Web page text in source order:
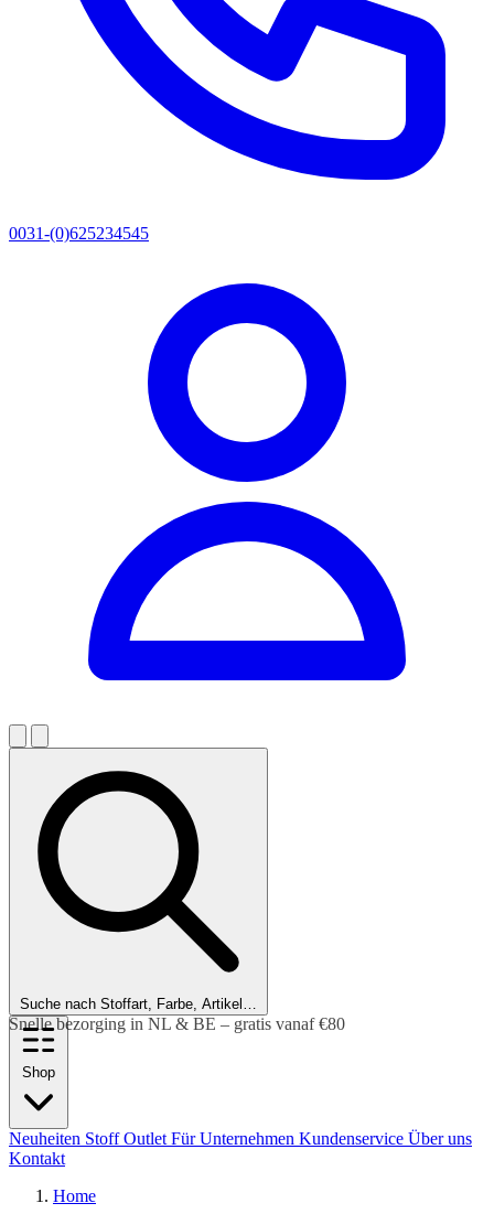
0031-(0)625234545
Suche nach Stoffart, Farbe, Artikel…
Kunden bewerten uns mit einer 9,6!
Shop
Neuheiten Stoff Outlet Für Unternehmen Kundenservice Über uns
Kontakt
Home